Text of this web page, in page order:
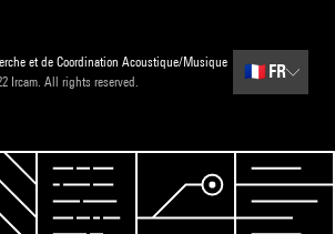
et de Coordination Acoustique/Musique
Ircam. All rights reserved.
🇫🇷 FR